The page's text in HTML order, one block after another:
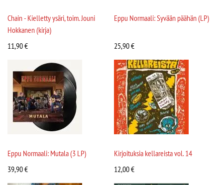
Chain - Kielletty ysäri, toim. Jouni
Hokkanen (kirja)
11,90€
Eppu Normaali: Syvään päähän (LP)
25,90€
Eppu Normaali: Mutala (3 LP)
39,90€
Kirjoituksia kellareista vol. 14
12,00€